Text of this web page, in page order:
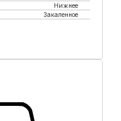
Нижнее
Закаленное